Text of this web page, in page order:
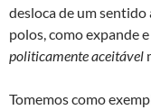
desloca de um
polos, como expande
politicamente aceitável
Tomemos como